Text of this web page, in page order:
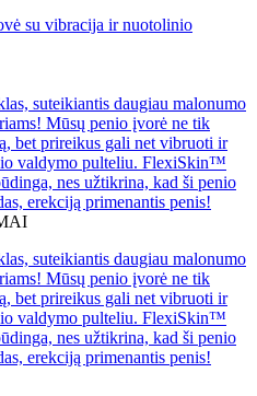
suteikiantis daugiau malonumo
Mūsų penio įvorė ne tik
bet prireikus gali net vibruoti ir
valdymo pulteliu. FlexiSkin™
nes užtikrina, kad ši penio
erekciją primenantis penis!
suteikiantis daugiau malonumo
Mūsų penio įvorė ne tik
bet prireikus gali net vibruoti ir
valdymo pulteliu. FlexiSkin™
nes užtikrina, kad ši penio
erekciją primenantis penis!